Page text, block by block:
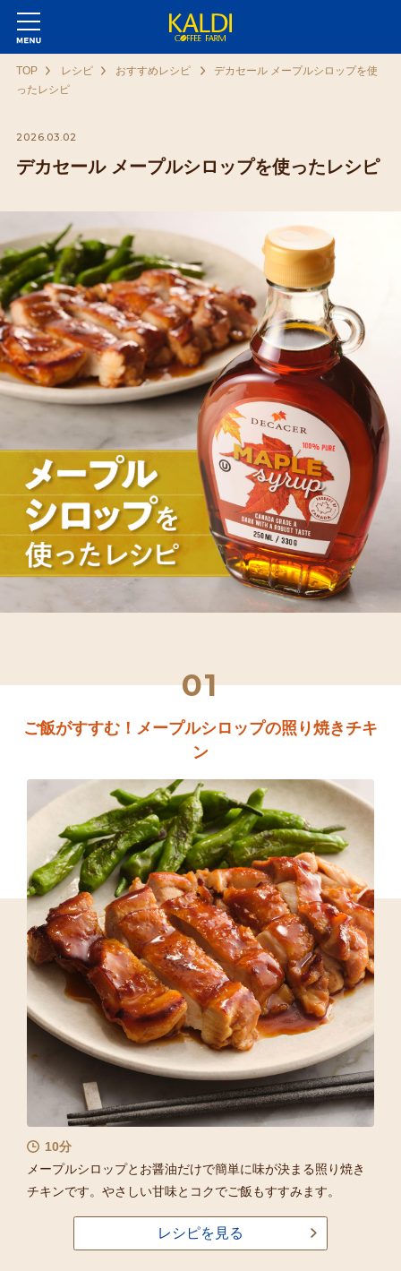
TOP レシピ おすすめレシピ
デカセール メープルシロップを使
ったレシピ
デカセール メープルシロップを使ったレシピ
2026.03.02
01
ご飯がすすむ！メープルシロップの照り焼きチキ
ン
10分
メープルシロップとお醤油だけで簡単に味が決まる照り焼き
チキンです。やさしい甘味とコクでご飯もすすみます。
レシピを見る